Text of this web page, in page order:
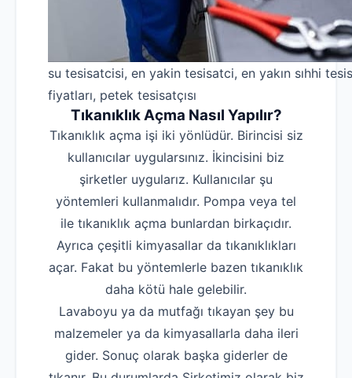
su tesisatcisi, en yakin tesisatci, en yakın sıhhi
fiyatları, petek tesisatçısı
Tıkanıklık Açma Nasıl Yapılır?
Tıkanıklık açma işi iki yönlüdür. Birincisi siz
kullanıcılar uygularsınız. İkincisini biz
şirketler uygularız. Kullanıcılar şu
yöntemleri kullanmalıdır. Pompa veya tel
ile tıkanıklık açma bunlardan birkaçıdır.
Ayrıca çeşitli kimyasallar da tıkanıklıkları
açar. Fakat bu yöntemlerle bazen tıkanıklık
daha kötü hale gelebilir.
Lavaboyu ya da mutfağı tıkayan şey bu
malzemeler ya da kimyasallarla daha ileri
gider. Sonuç olarak başka giderler de